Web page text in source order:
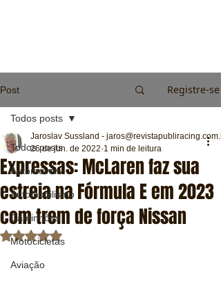
Post Registre-se
Todos posts
Automóveis
Automobilismo
Caminhões
Motocicletas
Aviação
Todos posts
Expressas: McLaren faz sua
estreia na Fórmula E em 2023
com trem de força Nissan
Jaroslav Sussland -
26 de jun. de 2022 1 min de leitura
Avaliado com NaN de 5 estrelas.